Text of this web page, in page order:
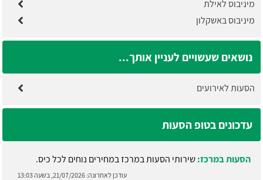
מיניבוס לאילת
מיניבוס באשקלון
נושאים שעשויים לעניין אותך...
הסעות לאירועים
עדכונים בטופ הסעות
הסעות במרכז:שירותי הסעות במרכז במחירים נוחים לכל כיס.
עודכן לאחרונה: 21/07/2026, בשעה 13:03